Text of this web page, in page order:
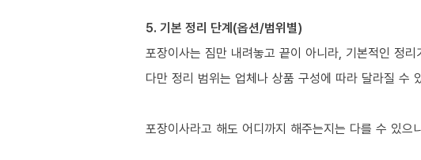
5. 기본 정리 단계(옵션/범위별)
포장이사는 짐만 내려놓고 끝이 아니라, 기본적인 정
다만 정리 범위는 업체나 상품 구성에 따라 달라질 수
포장이사라고 해도 어디까지 해주는지는 다를 수 있으